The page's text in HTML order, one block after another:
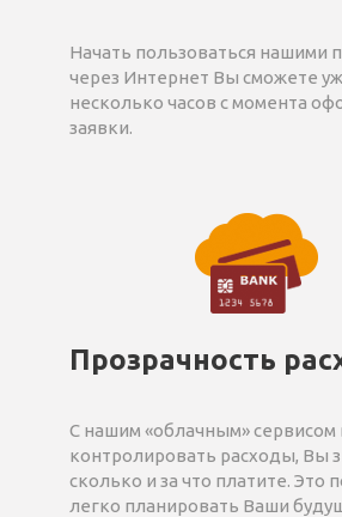
Начать пользоваться нашими
через Интернет Вы сможете
несколько часов с момента
заявки.
Прозрачность
С нашим «облачным» сервисом
контролировать расходы, Вы
сколько и за что платите. Это
легко планировать Ваши